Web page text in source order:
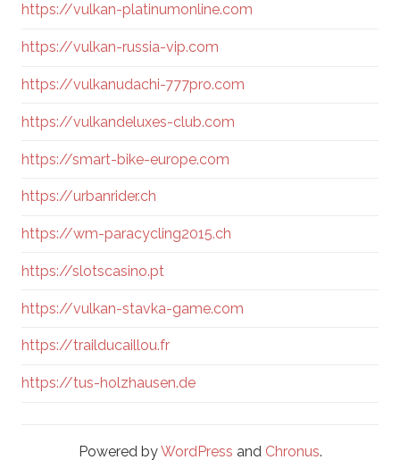
https://vulkan-platinumonline.com
https://vulkan-russia-vip.com
https://vulkanudachi-777pro.com
https://vulkandeluxes-club.com
https://smart-bike-europe.com
https://urbanrider.ch
https://wm-paracycling2015.ch
https://slotscasino.pt
https://vulkan-stavka-game.com
https://trailducaillou.fr
https://tus-holzhausen.de
Powered byWordPress and Chronus.